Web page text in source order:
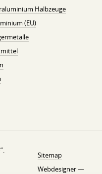
Halbzeuge
(EU)
Sitemap
Webdesigner —